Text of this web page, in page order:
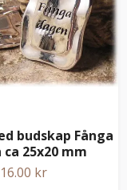
budskap Fånga
25x20 mm
16.00 kr